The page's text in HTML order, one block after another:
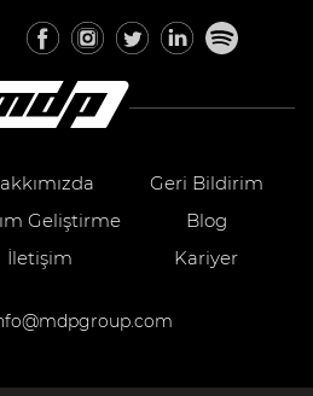
Geri Bildirim
Geliştirme
Blog
İletişim Kariyer